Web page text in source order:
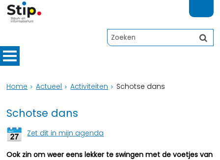
Home Actueel Activiteiten Schotse dans
Schotse dans
Zet dit in mijn agenda
Ook zin om weer eens lekker te swingen met de voetjes van